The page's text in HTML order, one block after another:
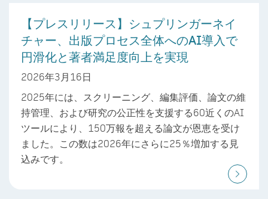
【プレスリリース】シュプリンガーネイ
チャー、出版プロセス全体へのAI導入で
円滑化と著者満足度向上を実現
2026年3月16日
2025年には、スクリーニング、編集評価、論文の維
持管理、および研究の公正性を支援する60近くのAI
ツールにより、150万報を超える論文が恩恵を受け
ました。この数は2026年にさらに25％増加する見
込みです。